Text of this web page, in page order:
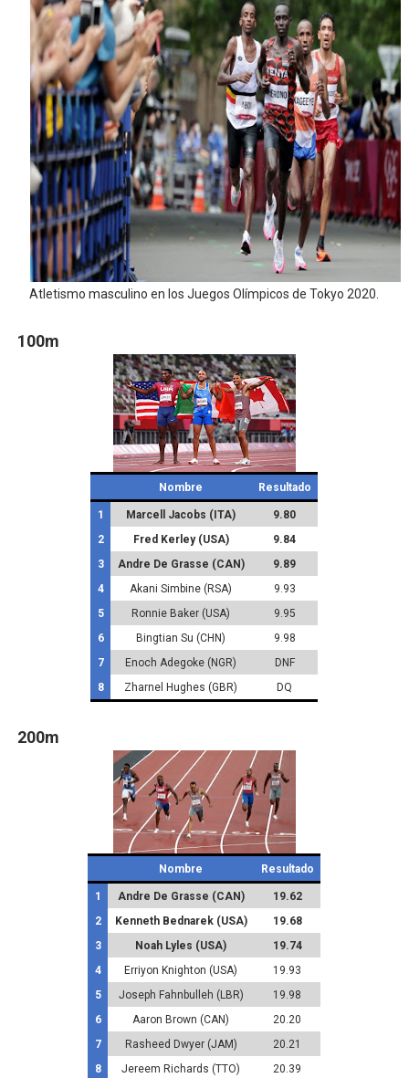
Mundial de piragüismo slalom 2026 (Oklahoma City,
Tour de Francia masculino 2026 - Tadej Pogacar
Mundial de Fórmula 1 2026 - Lando Norris consigue
Campeonato de Europa de high diving 2026 (París,
Tour de Francia femenino 2026 - Etapa 7
Atletismo masculino en los Juegos Olímpicos de Tokyo 2020.
100m
Nombre Resultado
1 Marcell Jacobs (ITA)
9.80
2
Fred Kerley (USA)
9.84
3
Andre De Grasse (CAN)
9.89
4
Akani Simbine (RSA)
9.93
5
Ronnie Baker (USA)
9.95
6
Bingtian Su (CHN)
9.98
7
Enoch Adegoke (NGR)
DNF
8
Zharnel Hughes (GBR) DQ
200m
Nombre Resultado
1 Andre De Grasse (CAN)
19.62
2
Kenneth Bednarek (USA)
19.68
3
Noah Lyles (USA)
19.74
4
Erriyon Knighton (USA)
19.93
5
Joseph Fahnbulleh (LBR)
19.98
6
Aaron Brown (CAN)
20.20
7
Rasheed Dwyer (JAM)
20.21
8
Jereem Richards (TTO) 20.39